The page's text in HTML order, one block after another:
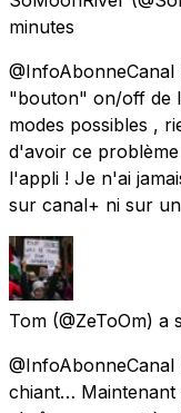
minutes
"bouton" on/off de
modes possibles ,
d'avoir ce
l'appli ! Je n'ai
sur canal+ ni sur
Tom (@ZeToOm) a
@InfoAbonneCanal
chiant… Maintenant